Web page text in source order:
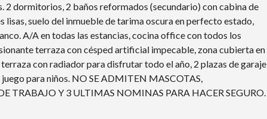
2 dormitorios, 2 baños reformados (secundario) con cabina de
suelo del inmueble de tarima oscura en perfecto estado,
A/A en todas las estancias, cocina office con todos los
terraza con césped artificial impecable, zona cubierta en
con radiador para disfrutar todo el año, 2 plazas de garaje
para niños. NO SE ADMITEN MASCOTAS,
TRABAJO Y 3 ULTIMAS NOMINAS PARA HACER SEGURO.